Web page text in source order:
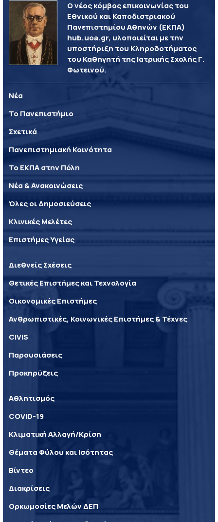
Ο νέος κόμβος επικοινωνίας του
Εθνικού και Καποδιστριακού
Πανεπιστημίου Αθηνών (ΕΚΠΑ)
hub.uoa.gr, υλοποιείται με την
υποστήριξη του Κληροδοτήματος
του Καθηγητή της Ιατρικής Σχολής Γ.
Φωτεινού.
Νέα
Το Πανεπιστήμιο
Σχετικά
Πανεπιστημιακή Κοινότητα
Το ΕΚΠΑ στην Πόλη
Νέα & Ανακοινώσεις
Όλες οι Δημοσιεύσεις
Κλινικές Μελέτες
Επιστήμες Υγείας
Διεθνείς Σχέσεις
Θετικές Επιστήμες και Τεχνολογία
Οικονομικές Επιστήμες
Ανθρωπιστικές, Κοινωνικές Επιστήμες & Τέχνες
CIVIS
Παρουσιάσεις
Προκηρύξεις
Αθλητισμός
COVID-19
Κλιματική Αλλαγή/Κρίση
Θέματα Φύλου και Ισότητας
Βίντεο
Διακρίσεις
Ορκωμοσίες Μελών ΔΕΠ